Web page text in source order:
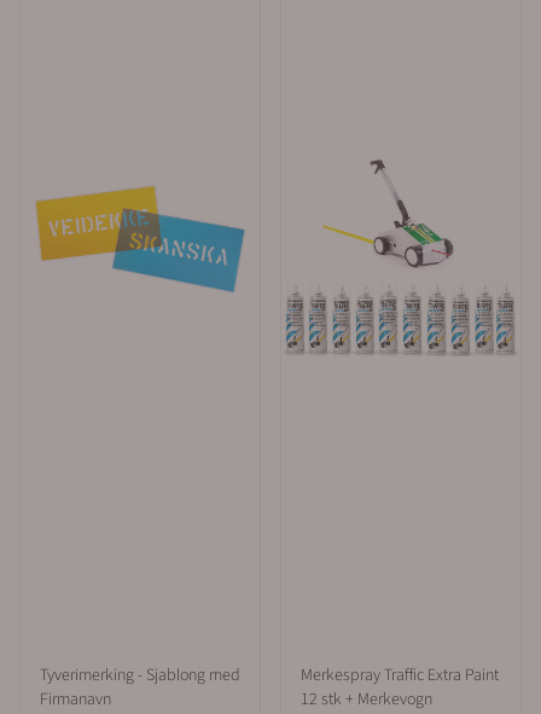
Tyverimerking - Sjablong med
Firmanavn
Merkespray Traffic Extra Paint
12 stk + Merkevogn